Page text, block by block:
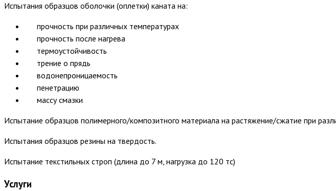
Испытания образцов оболочки (оплетки) каната на:
прочность при различных температурах
прочность после нагрева
термоустойчивость
трение о прядь
водонепроницаемость
пенетрацию
массу смазки
Испытание образцов полимерного/композитного материала на растяжение/сжатие при
Испытания образцов резины на твердость.
Испытание текстильных строп (длина до 7 м, нагрузка до 120 тс)
Услуги